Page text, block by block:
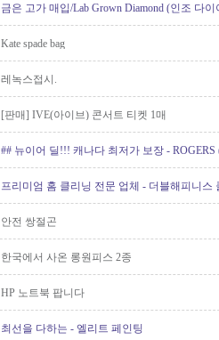
금은 고가 매입/Lab Grown Diamond (인조 다
Kate spade bag
레녹스접시.
[판매] IVE(아이브) 콘서트 티켓 1매
## 뉴이어 딜!!! 캐나다 최저가 보장 - ROGERS
프리미엄 홈 클리닝 전문 업체 - 더블해피니스
안전 쌍절곤
한국에서 사온 롱원피스 2종
HP 노트북 팝니다
최선을 다하는 - 엘리트 페인팅